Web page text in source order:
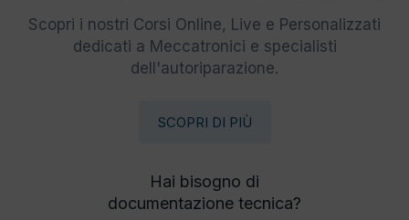
Scopri i nostri Corsi Online, Live e Personalizzati
dedicati a Meccatronici e specialisti
dell'autoriparazione.
SCOPRI DI PIÙ
Hai bisogno di
documentazione tecnica?